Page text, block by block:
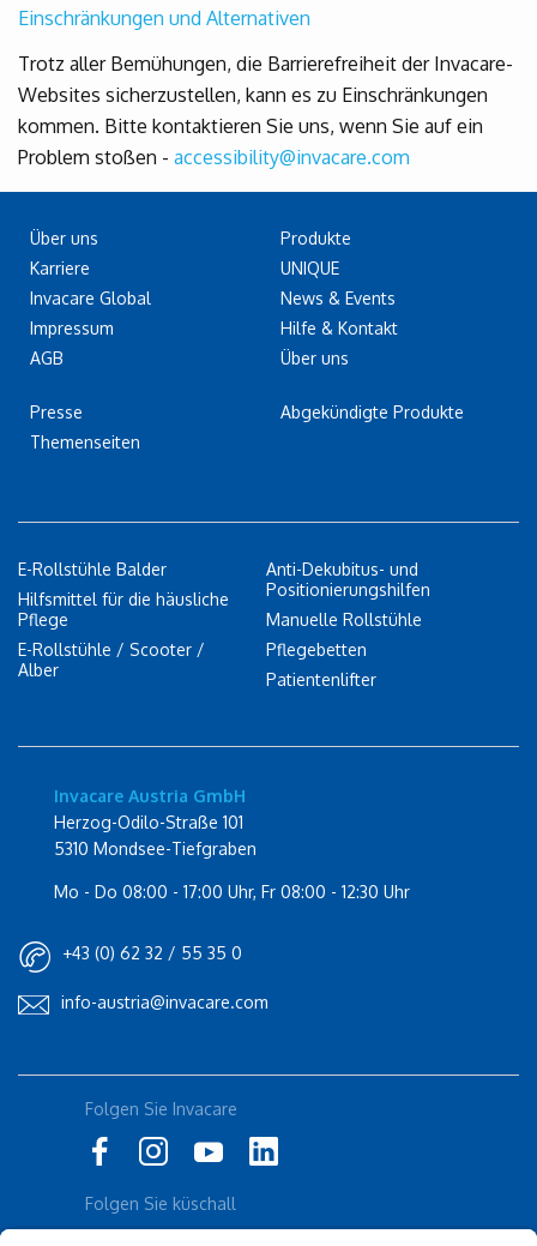
Einschränkungen und Alternativen
Trotz aller Bemühungen, die Barrierefreiheit der Invacare-
Websites sicherzustellen, kann es zu Einschränkungen
kommen. Bitte kontaktieren Sie uns, wenn Sie auf ein
Problem stoßen - accessibility@invacare.com
Über uns
Karriere
Invacare Global
Impressum
AGB
Presse
Themenseiten
Produkte
UNIQUE
News & Events
Hilfe & Kontakt
Über uns
Abgekündigte Produkte
E-Rollstühle Balder
Hilfsmittel für die häusliche
Pflege
E-Rollstühle / Scooter /
Alber
Anti-Dekubitus- und
Positionierungshilfen
Manuelle Rollstühle
Pflegebetten
Patientenlifter
Invacare Austria GmbH
Herzog-Odilo-Straße 101
5310 Mondsee-Tiefgraben
Mo - Do 08:00 - 17:00 Uhr, Fr 08:00 - 12:30 Uhr
+43 (0) 62 32 / 55 35 0
info-austria@invacare.com
Folgen Sie Invacare
Folgen Sie küschall
Rolli-Community
Instagram
Küschall